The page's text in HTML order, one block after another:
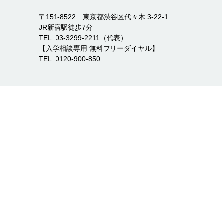
〒151-8522 東京都渋谷区代々木 3-22-1
JR新宿駅徒歩7分
TEL. 03-3299-2211（代表）
【入学相談専用 無料フリーダイヤル】
TEL. 0120-900-850